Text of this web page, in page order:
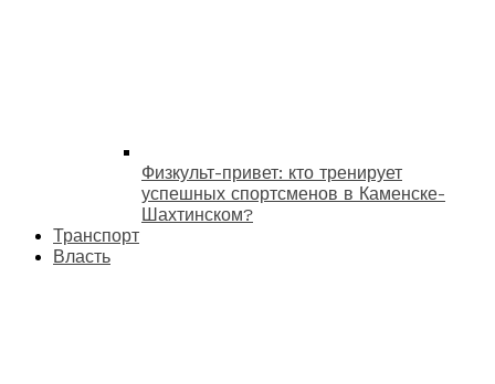
Физкульт-привет: кто тренирует
успешных спортсменов в Каменске-
Шахтинском?
Транспорт
Власть